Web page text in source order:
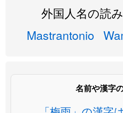
外国人名の読
Mastrantonio
名前や漢字